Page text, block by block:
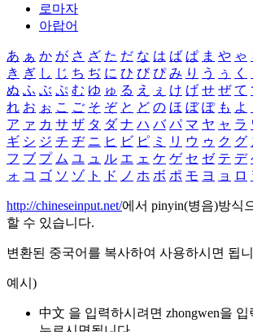
로마자
아랍어
あ ぁ か が さ ざ た だ な は ば ぱ ま や ゃ
き ぎ し じ ち ぢ に ひ び ぴ み り う ぅ く
ぬ ふ ぶ ぷ む ゆ ゅ る え ぇ け げ せ ぜ て
れ お ぉ こ ご そ ぞ と ど の ほ ぼ ぽ も よ
ア ァ カ サ ザ タ ダ ナ ハ バ パ マ ヤ ャ ラ
ギ シ ジ チ ヂ ニ ヒ ビ ピ ミ リ ウ ゥ ク グ
フ ブ プ ム ユ ュ ル エ ェ ケ ゲ セ ゼ テ デ
ォ コ ゴ ソ ゾ ト ド ノ ホ ボ ポ モ ヨ ョ ロ
http://chineseinput.net/에서 pinyin(병음)방식
할 수 있습니다.
변환된 중국어를 복사하여 사용하시면 됩
예시)
中文 을 입력하시려면 zhongwen을 입